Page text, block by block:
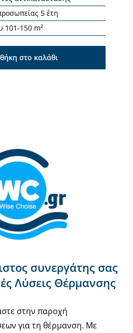
5 έτη
150 m²
στο καλάθι
συνεργάτης σας
Λύσεις Θέρμανσης
στην παροχή
για τη θέρμανση. Με